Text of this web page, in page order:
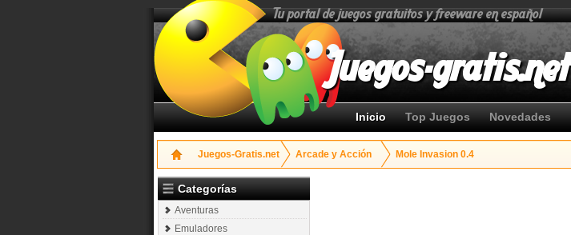
Tu portal de juegos gratuitos y freeware en español
Juegos-gratis.net
Inicio Top Juegos Novedades
Juegos-Gratis.net Arcade y Acción Mole Invasion 0.4
Categorías
Aventuras
Emuladores